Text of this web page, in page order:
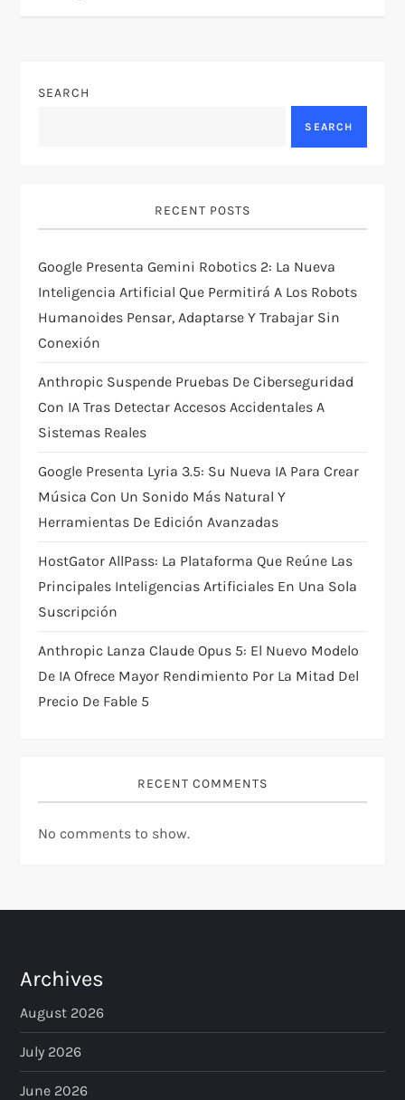
a
g
a
t
i
o
n
SEARCH
SEARCH
RECENT POSTS
Google Presenta Gemini Robotics 2: La Nueva
Inteligencia Artificial Que Permitirá A Los Robots
Humanoides Pensar, Adaptarse Y Trabajar Sin
Conexión
Anthropic Suspende Pruebas De Ciberseguridad
Con IA Tras Detectar Accesos Accidentales A
Sistemas Reales
Google Presenta Lyria 3.5: Su Nueva IA Para Crear
Música Con Un Sonido Más Natural Y
Herramientas De Edición Avanzadas
HostGator AllPass: La Plataforma Que Reúne Las
Principales Inteligencias Artificiales En Una Sola
Suscripción
Anthropic Lanza Claude Opus 5: El Nuevo Modelo
De IA Ofrece Mayor Rendimiento Por La Mitad Del
Precio De Fable 5
RECENT COMMENTS
No comments to show.
Archives
August 2026
July 2026
June 2026